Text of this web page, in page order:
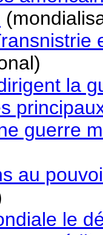
la
guerre
au
le